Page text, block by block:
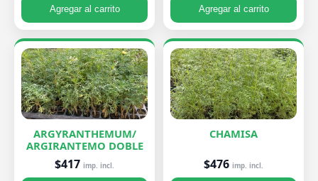
Agregar al carrito Agregar al carrito
ARGYRANTHEMUM/
ARGIRANTEMO DOBLE
$417 imp. incl.
CHAMISA
$476 imp. incl.